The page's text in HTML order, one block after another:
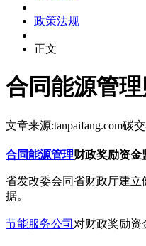
政策法规
正文
合同能源管
文章来源:tanpaifang.com碳
合同能源管理财政奖励资金
省发改委会同省财政厅建
据。
节能服务公司 对财政奖励资